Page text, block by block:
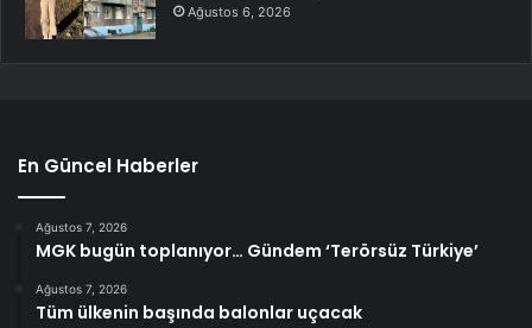
Ağustos 6, 2026
En Güncel Haberler
Ağustos 7, 2026
MGK bugün toplanıyor… Gündem ‘Terörsüz Türkiye’
Ağustos 7, 2026
Tüm ülkenin başında balonlar uçacak